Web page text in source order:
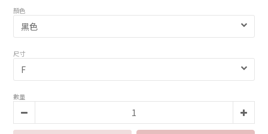
顏色
尺寸
數量